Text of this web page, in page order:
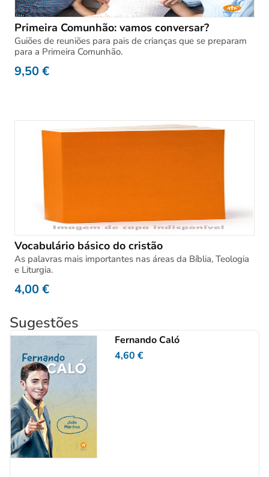
Primeira Comunhão: vamos conversar?
Guiões de reuniões para pais de crianças que se preparam
para a Primeira Comunhão.
9,50€
Vocabulário básico do cristão
As palavras mais importantes nas áreas da Bíblia, Teologia
e Liturgia.
4,00€
Sugestões
Fernando Caló
4,60 €